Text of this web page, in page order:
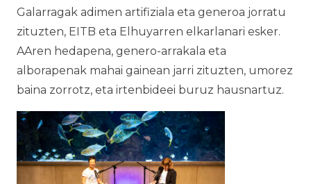
Galarragak adimen artifiziala eta generoa jorratu
zituzten, EITB eta Elhuyarren elkarlanari esker.
AAren hedapena, genero-arrakala eta
alborapenak mahai gainean jarri zituzten, umorez
baina zorrotz, eta irtenbideei buruz hausnartuz.